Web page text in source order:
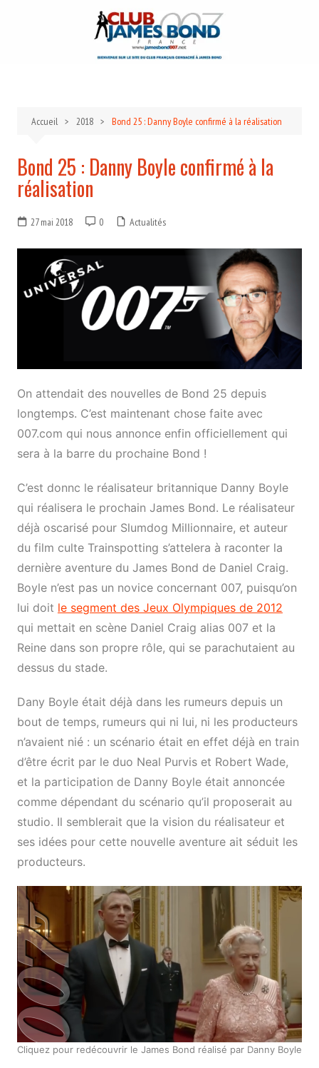
Accueil 2018 Bond 25 : Danny Boyle confirmé à la réalisation
Bond 25 : Danny Boyle confirmé à la
réalisation
27 mai 2018 0 Actualités
On attendait des nouvelles de Bond 25 depuis
longtemps. C’est maintenant chose faite avec
007.com qui nous annonce enfin officiellement qui
sera à la barre du prochaine Bond !
C’est donnc le réalisateur britannique Danny Boyle
qui réalisera le prochain James Bond. Le réalisateur
déjà oscarisé pour Slumdog Millionnaire, et auteur
du film culte Trainspotting s’attelera à raconter la
dernière aventure du James Bond de Daniel Craig.
Boyle n’est pas un novice concernant 007, puisqu’on
lui doit le segment des Jeux Olympiques de 2012
qui mettait en scène Daniel Craig alias 007 et la
Reine dans son propre rôle, qui se parachutaient au
dessus du stade.
Dany Boyle était déjà dans les rumeurs depuis un
bout de temps, rumeurs qui ni lui, ni les producteurs
n’avaient nié : un scénario était en effet déjà en train
d’être écrit par le duo Neal Purvis et Robert Wade,
et la participation de Danny Boyle était annoncée
comme dépendant du scénario qu’il proposerait au
studio. Il semblerait que la vision du réalisateur et
ses idées pour cette nouvelle aventure ait séduit les
producteurs.
Cliquez pour redécouvrir le James Bond réalisé par Danny Boyle